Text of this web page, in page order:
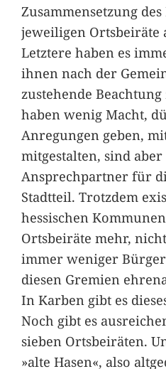
Zusammensetzung
jeweiligen Ortsbeiräte
Letztere haben es
ihnen nach der
zustehende
haben wenig Macht,
Anregungen geben,
mitgestalten, sind
Ansprechpartner für
Stadtteil. Trotzdem
hessischen
Ortsbeiräte mehr,
immer weniger
diesen Gremien
In Karben gibt es
Noch gibt es
sieben Ortsbeiräten.
»alte Hasen«, also